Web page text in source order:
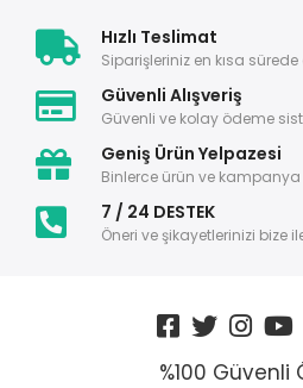
Hızlı Teslimat
Siparişleriniz en kısa sürede
Güvenli Alışveriş
Güvenli ve kolay ödeme
Geniş Ürün Yelpazesi
Binlerce ürün ve
7 / 24 DESTEK
Öneri ve şikayetlerinizi bize
%100 Güvenli